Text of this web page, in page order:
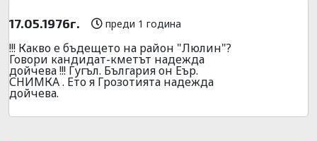
17.05.1976г. преди 1 година
!!! Какво е бъдещето на район "Люлин"?
Говори кандидат-кметът надежда
дойчева !!! Гугъл. България он Еър.
СНИМКА . Ето я Грозотията надежда
дойчева.